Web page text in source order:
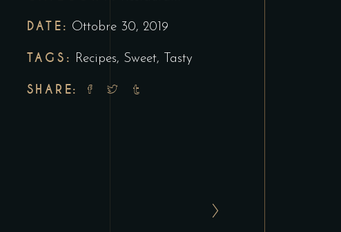
DATE: Ottobre 30, 2019
TAGS: Recipes, Sweet, Tasty
SHARE: